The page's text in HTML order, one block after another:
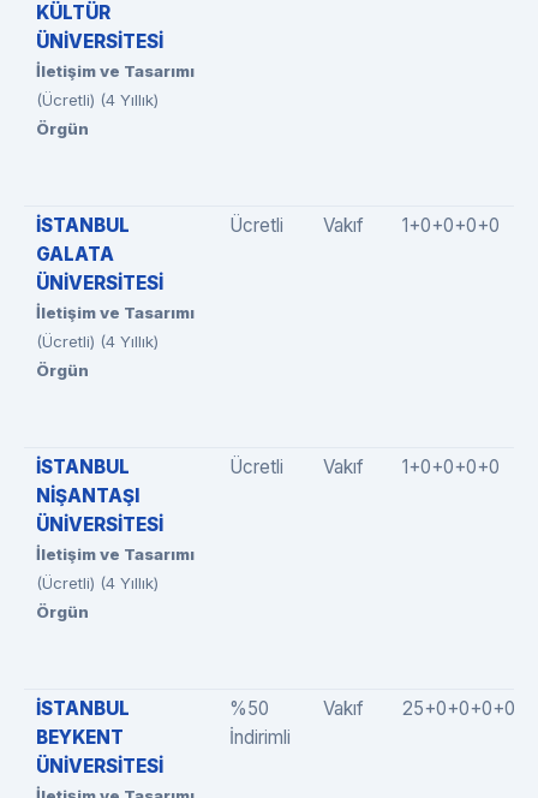
KÜLTÜR
ÜNİVERSİTESİ
İletişim ve Tasarımı
(Ücretli) (4 Yıllık)
Örgün
İSTANBUL
GALATA
ÜNİVERSİTESİ
İletişim ve Tasarımı
(Ücretli) (4 Yıllık)
Örgün
Ücretli Vakıf 1+0+0+0+0
İSTANBUL
NİŞANTAŞI
ÜNİVERSİTESİ
İletişim ve Tasarımı
(Ücretli) (4 Yıllık)
Örgün
Ücretli Vakıf 1+0+0+0+0
İSTANBUL
BEYKENT
ÜNİVERSİTESİ
%50
İndirimli
Vakıf 25+0+0+0+0